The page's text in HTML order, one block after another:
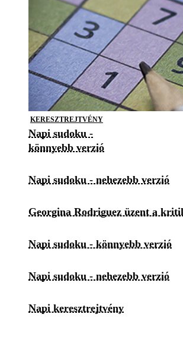
KERESZTREJTVÉNY
Napi sudoku -
könnyebb verzió
Napi sudoku - nehezebb verzió
Georgina Rodriguez üzent a
Napi sudoku - könnyebb verzió
Napi sudoku - nehezebb verzió
Napi keresztrejtvény